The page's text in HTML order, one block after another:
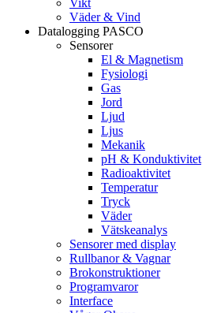
Vikt
Väder & Vind
Datalogging PASCO
Sensorer
El & Magnetism
Fysiologi
Gas
Jord
Ljud
Ljus
Mekanik
pH & Konduktivitet
Radioaktivitet
Temperatur
Tryck
Väder
Vätskeanalys
Sensorer med display
Rullbanor & Vagnar
Brokonstruktioner
Programvaror
Interface